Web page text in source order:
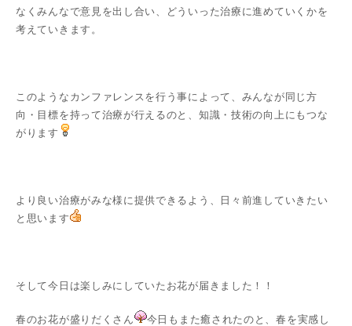
なくみんなで意見を出し合い、どういった治療に進めていくかを
考えていきます。
このようなカンファレンスを行う事によって、みんなが同じ方
向・目標を持って治療が行えるのと、知識・技術の向上にもつな
がります
より良い治療がみな様に提供できるよう、日々前進していきたい
と思います
そして今日は楽しみにしていたお花が届きました！！
春のお花が盛りだくさん
今日もまた癒されたのと、春を実感し